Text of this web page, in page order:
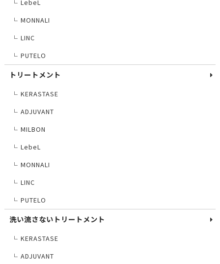
└ LebeL
└ MONNALI
└ LINC
└ PUTELO
トリートメント
└ KERASTASE
└ ADJUVANT
└ MILBON
└ LebeL
└ MONNALI
└ LINC
└ PUTELO
洗い流さないトリートメント
└ KERASTASE
└ ADJUVANT